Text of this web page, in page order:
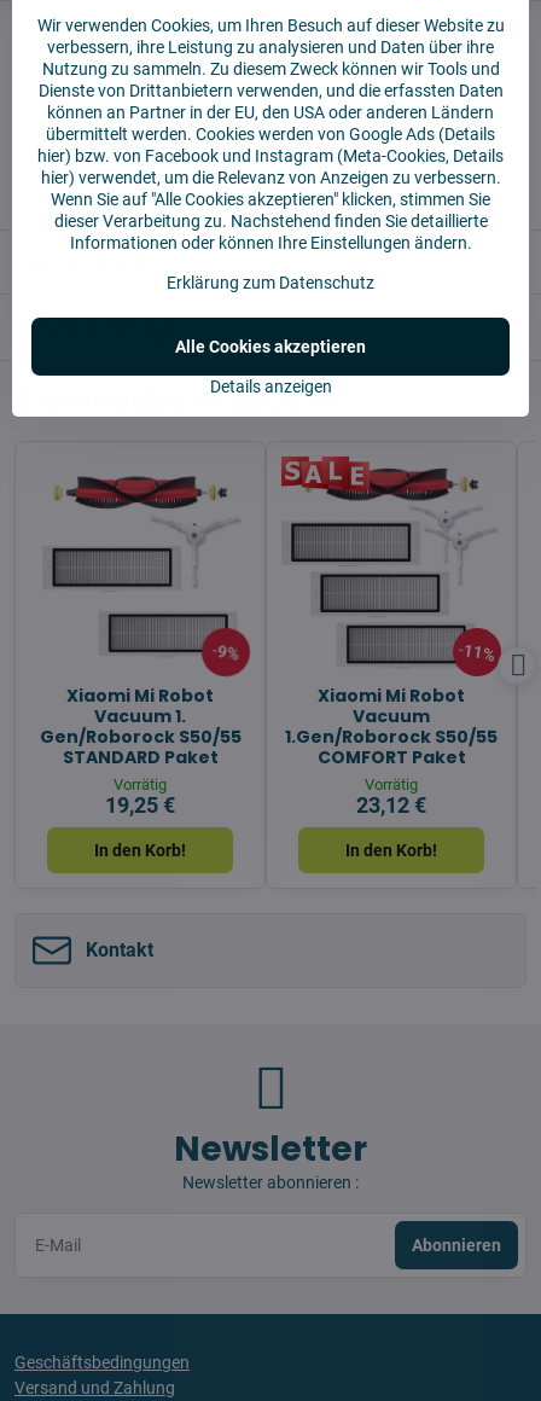
Watchdog Sendungen
Produzent:Vysajto.sk
✅ Sofort versandfertig
✅ KOSTENLOSE Lieferung ab 55 EUR
✅14 Tage für die Rücksendung der Ware
Bewertungen
Alternative Produkte
9%
Xiaomi Mi Robot
Vacuum 1.
Gen/Roborock S50/55
STANDARD Paket
Vorrätig
19,25 €
In den Korb!
11%
Xiaomi Mi Robot
Vacuum
1.Gen/Roborock S50/55
COMFORT Paket
Vorrätig
23,12 €
In den Korb!
Kontakt
Newsletter
Newsletter abonnieren :
Abonnieren
Geschäftsbedingungen
Versand und Zahlung
Wir verwenden Cookies, um Ihren Besuch auf dieser Website zu
verbessern, ihre Leistung zu analysieren und Daten über ihre
Nutzung zu sammeln. Zu diesem Zweck können wir Tools und
Dienste von Drittanbietern verwenden, und die erfassten Daten
können an Partner in der EU, den USA oder anderen Ländern
übermittelt werden. Cookies werden von Google Ads (Details
hier) bzw. von Facebook und Instagram (Meta-Cookies, Details
hier) verwendet, um die Relevanz von Anzeigen zu verbessern.
Wenn Sie auf "Alle Cookies akzeptieren" klicken, stimmen Sie
dieser Verarbeitung zu. Nachstehend finden Sie detaillierte
Informationen oder können Ihre Einstellungen ändern.
Erklärung zum Datenschutz
Details anzeigen
Alle Cookies akzeptieren